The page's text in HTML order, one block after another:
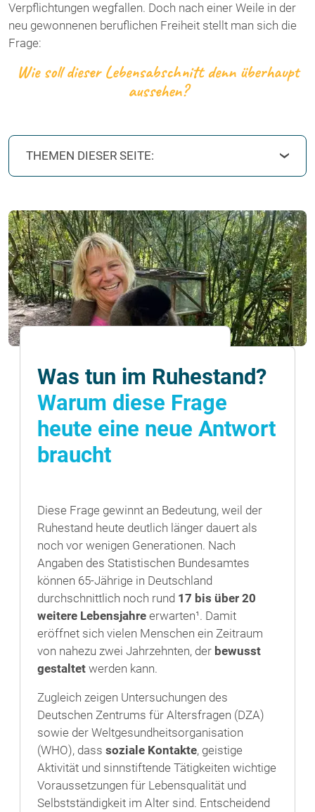
Verpflichtungen wegfallen. Doch nach einer Weile in der
neu gewonnenen beruflichen Freiheit stellt man sich die
Frage:
Wie soll dieser Lebensabschnitt denn überhaupt
aussehen?
THEMEN DIESER SEITE:
Was tun im Ruhestand?
Warum diese Frage
heute eine neue Antwort
braucht
Diese Frage gewinnt an Bedeutung, weil der
Ruhestand heute deutlich länger dauert als
noch vor wenigen Generationen. Nach
Angaben des Statistischen Bundesamtes
können 65-Jährige in Deutschland
durchschnittlich noch rund 17 bis über 20
weitere Lebensjahre erwarten¹. Damit
eröffnet sich vielen Menschen ein Zeitraum
von nahezu zwei Jahrzehnten, der bewusst
gestaltet werden kann.
Zugleich zeigen Untersuchungen des
Deutschen Zentrums für Altersfragen (DZA)
sowie der Weltgesundheitsorganisation
(WHO), dass soziale Kontakte, geistige
Aktivität und sinnstiftende Tätigkeiten wichtige
Voraussetzungen für Lebensqualität und
Selbstständigkeit im Alter sind. Entscheidend